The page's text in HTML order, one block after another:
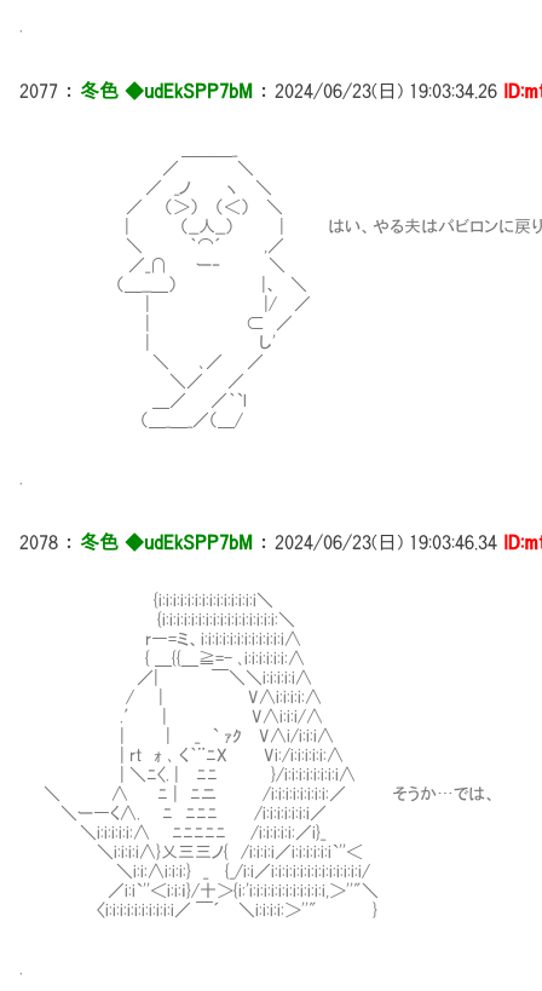
2077 ： 冬色 ◆udEkSPP7bM ： 2024/06/23(日) 19:03:34.26
／ ＼
／ _ノ ヽ ＼
／ （＞） （＜） ＼
| （__人__） | はい、やる夫はバビロンに戻りま
＼ ｀⌒´ ,／
／_∩ ー‐ ＼
（＿__＿） |、 ＼
| |/ ／
| ⊂ ／
| し'
＼ ､／ ／
＼／ ／
＿／ ／｀`l
（＿_＿_／（＿/
2078 ： 冬色 ◆udEkSPP7bM ： 2024/06/23(日) 19:03:46.34
Ⅷ{i:i:i:i:i:i:i:i:i:i:i:i:i:i＼
Ⅷ{i:i:i:i:i:i:i:i:i:i:i:i:i:i:i:i:＼
r―=ミ、i:i:i:i:i:i:i:i:i:i:i:i∧
{ ＿{{＿≧=- ､i:i:i:i:i:i:∧
／| ￣＼＼i:i:i:i:i∧
/ | V∧i:i:i:i:∧
.′ | V∧i:i:i/∧
| | _ ` ｧｸ V∧i/i:i:i∧
| rt ｫ ､ く｀¨ﾆX Vi:/i:i:i:i:i:∧
| ＼ﾆ〈. | ﾆﾆ }/i:i:i:i:i:i:i:i∧
＼ ∧ Ⅷﾆ | ﾆニ /i:i:i:i:i:i:i:i:／ そうか…では、
＼ー―く∧. Ⅷﾆ ﾆﾆﾆ /i:i:i:i:i:i:i／
＼i:i:i:i:i:∧ Ⅷﾆﾆﾆﾆﾆ /i:i:i:i:i:／i}_
＼i:i:i:i∧}乂三三ノ{ /i:i:i:i／i:i:i:i:i:i`''＜
＼i:i:∧i:i:i:} _ {_/i:i／i:i:i:i:i:i:i:i:i:i:i:i:i/
／i:i`''＜i:i:ｉ}/十＞{i:'i:i:i:i:i:i:i:i:i:i:i,＞''"＼
〈i:i:i:i:i:i:i:i:i:i／ ￣´ ＼i:i:i:i:＞''" }